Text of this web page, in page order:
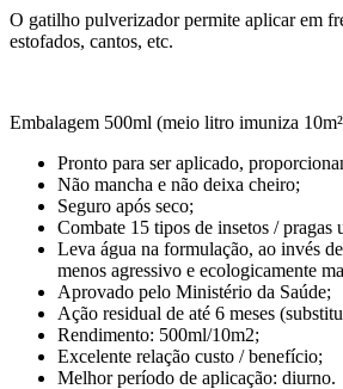
O gatilho pulverizador permite aplicar em
estofados, cantos, etc.
Embalagem 500ml (meio litro imuniza
Pronto para ser aplicado,
Não mancha e não deixa cheiro;
Seguro após seco;
Combate 15 tipos de insetos / pragas
Leva água na formulação, ao invés
menos agressivo e ecologicamente
Aprovado pelo Ministério da Saúde;
Ação residual de até 6 meses
Rendimento: 500ml/10m2;
Excelente relação custo / benefício;
Melhor período de aplicação: diurno.